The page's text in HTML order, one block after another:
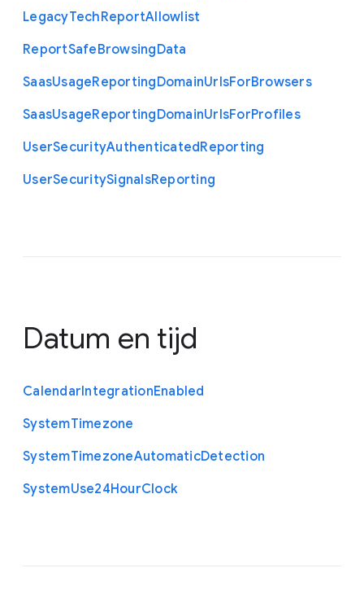
LegacyTechReportAllowlist
ReportSafeBrowsingData
SaasUsageReportingDomainUrlsForBrowsers
SaasUsageReportingDomainUrlsForProfiles
UserSecurityAuthenticatedReporting
UserSecuritySignalsReporting
Datum en tijd
CalendarIntegrationEnabled
SystemTimezone
SystemTimezoneAutomaticDetection
SystemUse24HourClock